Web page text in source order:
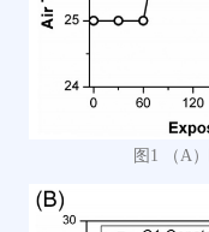
图 1 （A）